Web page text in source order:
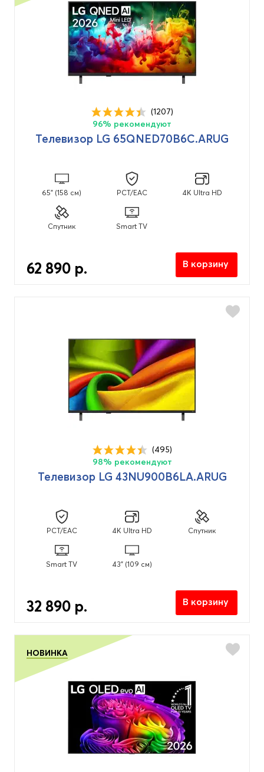
(1207)
96% рекомендуют
Телевизор LG 65QNED70B6C.ARUG
65" (158 см) PCT/EAC 4K Ultra HD
Спутник Smart TV
62 890 р. В корзину
(495)
98% рекомендуют
Телевизор LG 43NU900B6LA.ARUG
PCT/EAC 4K Ultra HD Спутник
Smart TV 43" (109 см)
32 890 р. В корзину
НОВИНКА